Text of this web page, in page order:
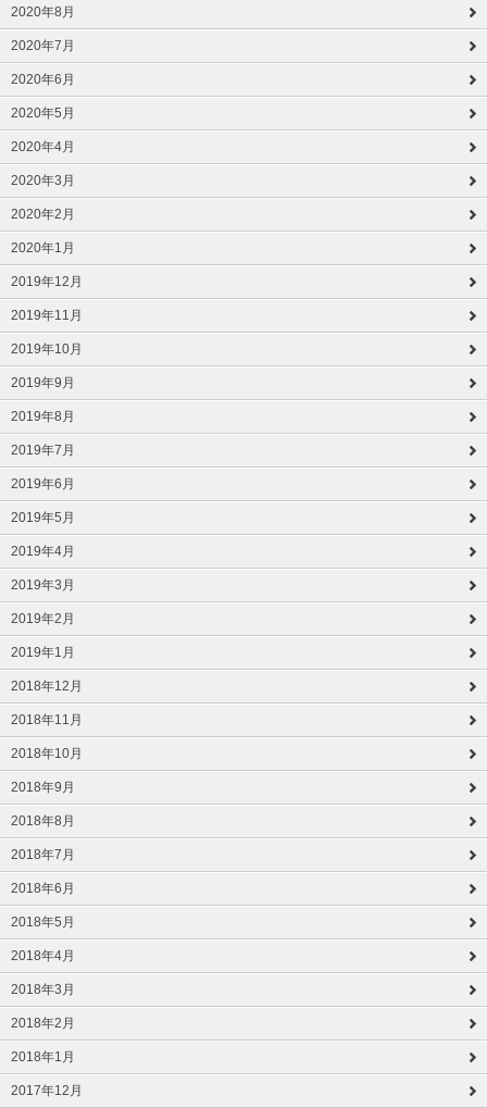
2020年8月
2020年7月
2020年6月
2020年5月
2020年4月
2020年3月
2020年2月
2020年1月
2019年12月
2019年11月
2019年10月
2019年9月
2019年8月
2019年7月
2019年6月
2019年5月
2019年4月
2019年3月
2019年2月
2019年1月
2018年12月
2018年11月
2018年10月
2018年9月
2018年8月
2018年7月
2018年6月
2018年5月
2018年4月
2018年3月
2018年2月
2018年1月
2017年12月